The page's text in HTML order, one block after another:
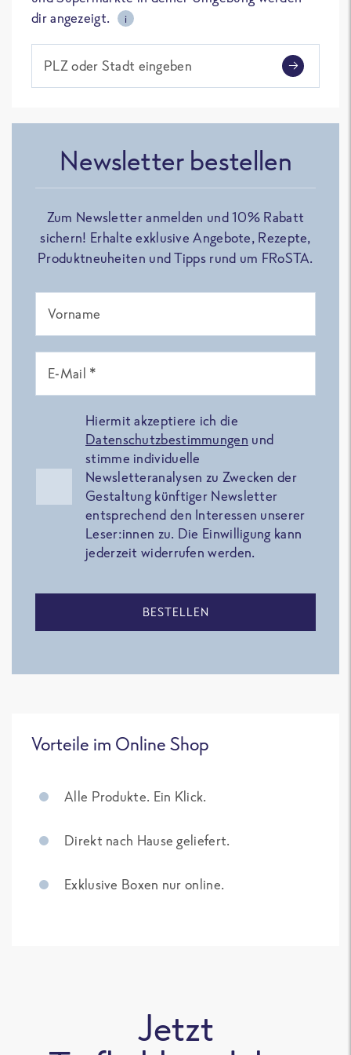
dir angezeigt.
i
PLZ oder Stadt eingeben
Newsletter bestellen
Zum Newsletter anmelden und 10% Rabatt
sichern! Erhalte exklusive Angebote, Rezepte,
Produktneuheiten und Tipps rund um FRoSTA.
Vorname
E-Mail *
Hiermit akzeptiere ich die
Datenschutzbestimmungen und
stimme individuelle
Newsletteranalysen zu Zwecken der
Gestaltung künftiger Newsletter
entsprechend den Interessen unserer
Leser:innen zu. Die Einwilligung kann
jederzeit widerrufen werden.
BESTELLEN
Vorteile im Online Shop
Alle Produkte. Ein Klick.
Direkt nach Hause geliefert.
Exklusive Boxen nur online.
Jetzt